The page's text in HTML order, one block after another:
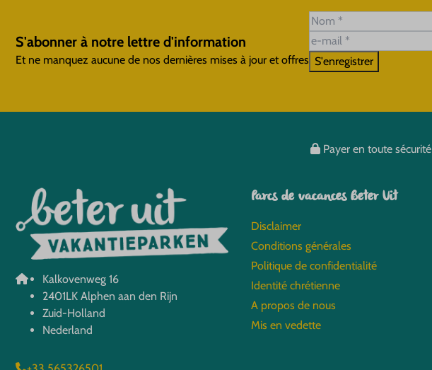
S'abonner à notre lettre d'information
Et ne manquez aucune de nos dernières mises à jour et offres S'enregistrer
Payer en toute sécurité
Kalkovenweg 16
2401LK Alphen aan den Rijn
Zuid-Holland
Nederland
Parcs de vacances Beter Uit
Disclaimer
Conditions générales
Politique de confidentialité
Identité chrétienne
A propos de nous
Mis en vedette